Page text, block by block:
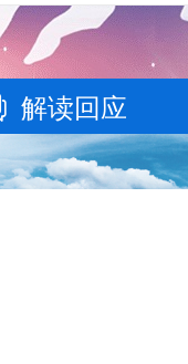
解读回应